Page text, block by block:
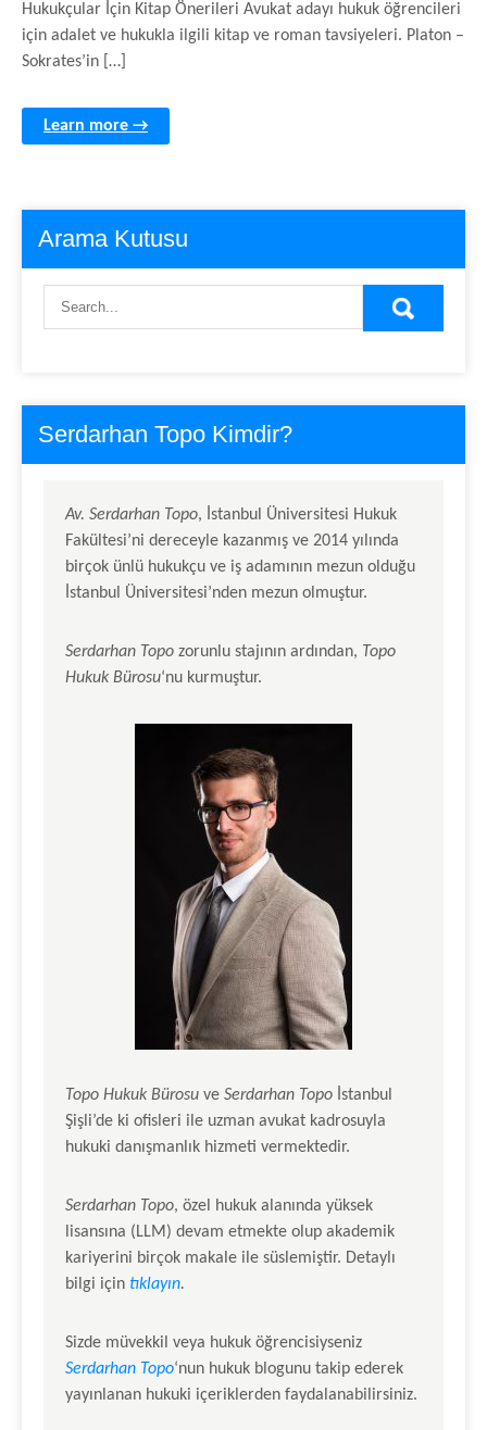
Hukukçular İçin Kitap Önerileri Avukat adayı hukuk öğrencileri
için adalet ve hukukla ilgili kitap ve roman tavsiyeleri. Platon –
Sokrates’in […]
Learn more →
Arama Kutusu
Serdarhan Topo Kimdir?
Av. Serdarhan Topo, İstanbul Üniversitesi Hukuk
Fakültesi’ni dereceyle kazanmış ve 2014 yılında
birçok ünlü hukukçu ve iş adamının mezun olduğu
İstanbul Üniversitesi’nden mezun olmuştur.
Serdarhan Topo zorunlu stajının ardından, Topo
Hukuk Bürosu‘nu kurmuştur.
Topo Hukuk Bürosu ve Serdarhan Topo İstanbul
Şişli’de ki ofisleri ile uzman avukat kadrosuyla
hukuki danışmanlık hizmeti vermektedir.
Serdarhan Topo, özel hukuk alanında yüksek
lisansına (LLM) devam etmekte olup akademik
kariyerini birçok makale ile süslemiştir. Detaylı
bilgi için tıklayın.
Sizde müvekkil veya hukuk öğrencisiyseniz
Serdarhan Topo‘nun hukuk blogunu takip ederek
yayınlanan hukuki içeriklerden faydalanabilirsiniz.